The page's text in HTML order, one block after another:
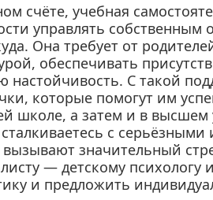
счёте, учебная
управлять собственным
Она требует от
обеспечивать
настойчивость. С такой
которые помогут им
школе, а затем и в
с
значительный
— детскому
и предложить